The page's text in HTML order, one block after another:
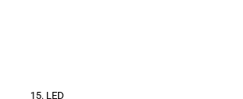
15. LED